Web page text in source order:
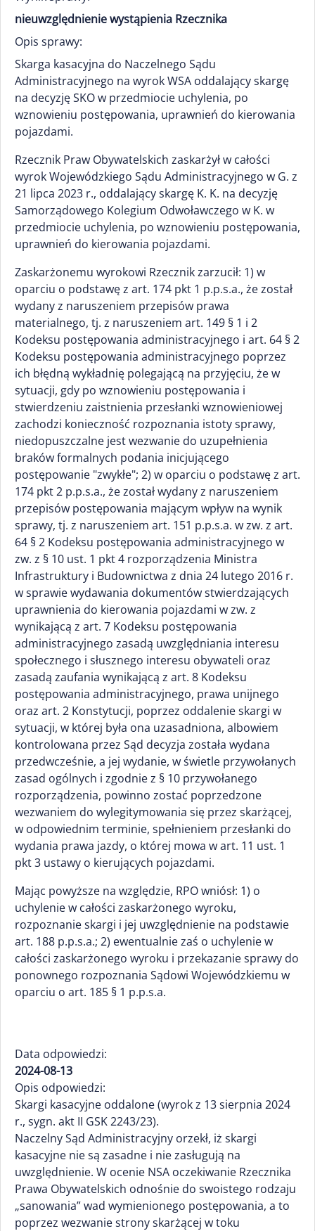
nieuwzględnienie wystąpienia Rzecznika
Opis sprawy:
Skarga kasacyjna do Naczelnego Sądu
Administracyjnego na wyrok WSA oddalający skargę
na decyzję SKO w przedmiocie uchylenia, po
wznowieniu postępowania, uprawnień do kierowania
pojazdami.
Rzecznik Praw Obywatelskich zaskarżył w całości
wyrok Wojewódzkiego Sądu Administracyjnego w G. z
21 lipca 2023 r., oddalający skargę K. K. na decyzję
Samorządowego Kolegium Odwoławczego w K. w
przedmiocie uchylenia, po wznowieniu postępowania,
uprawnień do kierowania pojazdami.
Zaskarżonemu wyrokowi Rzecznik zarzucił: 1) w
oparciu o podstawę z art. 174 pkt 1 p.p.s.a., że został
wydany z naruszeniem przepisów prawa
materialnego, tj. z naruszeniem art. 149 § 1 i 2
Kodeksu postępowania administracyjnego i art. 64 § 2
Kodeksu postępowania administracyjnego poprzez
ich błędną wykładnię polegającą na przyjęciu, że w
sytuacji, gdy po wznowieniu postępowania i
stwierdzeniu zaistnienia przesłanki wznowieniowej
zachodzi konieczność rozpoznania istoty sprawy,
niedopuszczalne jest wezwanie do uzupełnienia
braków formalnych podania inicjującego
postępowanie "zwykłe"; 2) w oparciu o podstawę z art.
174 pkt 2 p.p.s.a., że został wydany z naruszeniem
przepisów postępowania mającym wpływ na wynik
sprawy, tj. z naruszeniem art. 151 p.p.s.a. w zw. z art.
64 § 2 Kodeksu postępowania administracyjnego w
zw. z § 10 ust. 1 pkt 4 rozporządzenia Ministra
Infrastruktury i Budownictwa z dnia 24 lutego 2016 r.
w sprawie wydawania dokumentów stwierdzających
uprawnienia do kierowania pojazdami w zw. z
wynikającą z art. 7 Kodeksu postępowania
administracyjnego zasadą uwzględniania interesu
społecznego i słusznego interesu obywateli oraz
zasadą zaufania wynikającą z art. 8 Kodeksu
postępowania administracyjnego, prawa unijnego
oraz art. 2 Konstytucji, poprzez oddalenie skargi w
sytuacji, w której była ona uzasadniona, albowiem
kontrolowana przez Sąd decyzja została wydana
przedwcześnie, a jej wydanie, w świetle przywołanych
zasad ogólnych i zgodnie z § 10 przywołanego
rozporządzenia, powinno zostać poprzedzone
wezwaniem do wylegitymowania się przez skarżącej,
w odpowiednim terminie, spełnieniem przesłanki do
wydania prawa jazdy, o której mowa w art. 11 ust. 1
pkt 3 ustawy o kierujących pojazdami.
Mając powyższe na względzie, RPO wniósł: 1) o
uchylenie w całości zaskarżonego wyroku,
rozpoznanie skargi i jej uwzględnienie na podstawie
art. 188 p.p.s.a.; 2) ewentualnie zaś o uchylenie w
całości zaskarżonego wyroku i przekazanie sprawy do
ponownego rozpoznania Sądowi Wojewódzkiemu w
oparciu o art. 185 § 1 p.p.s.a.
Data odpowiedzi:
2024-08-13
Opis odpowiedzi:
Skargi kasacyjne oddalone (wyrok z 13 sierpnia 2024
r., sygn. akt II GSK 2243/23).
Naczelny Sąd Administracyjny orzekł, iż skargi
kasacyjne nie są zasadne i nie zasługują na
uwzględnienie. W ocenie NSA oczekiwanie Rzecznika
Prawa Obywatelskich odnośnie do swoistego rodzaju
„sanowania” wad wymienionego postępowania, a to
poprzez wezwanie strony skarżącej w toku